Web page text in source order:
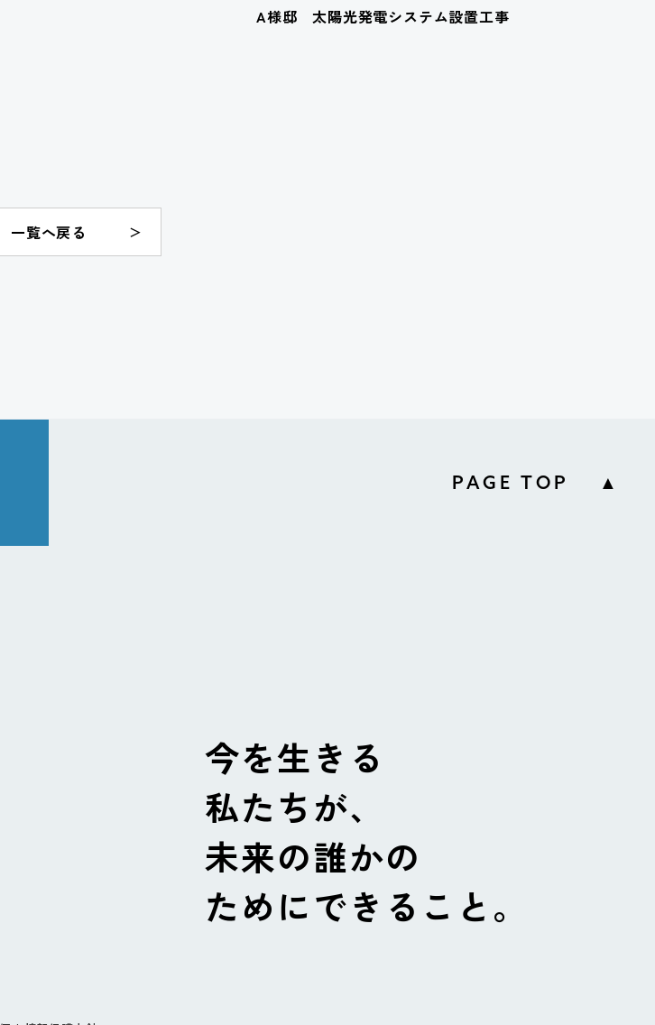
A様邸 太陽光発電システム設置工事
一覧へ戻る
PAGE TOP ▲
今を生きる
私たちが、
未来の誰かの
ためにできること。